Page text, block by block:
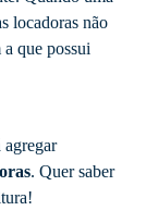
locadoras não
a que possui
agregar
. Quer saber